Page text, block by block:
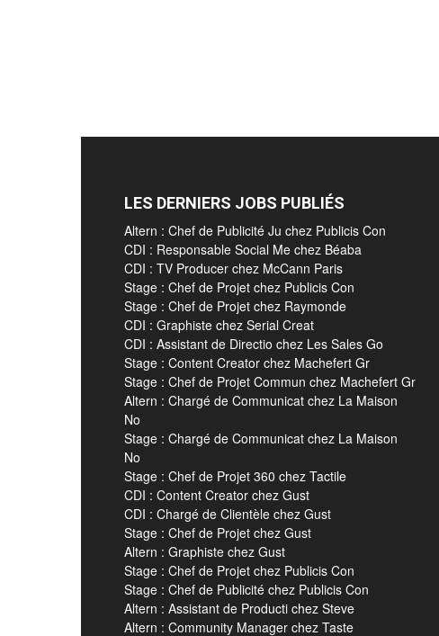
LES DERNIERS JOBS PUBLIÉS
Altern : Chef de Publicité Ju chez Publicis Con
CDI : Responsable Social Me chez Béaba
CDI : TV Producer chez McCann Paris
Stage : Chef de Projet chez Publicis Con
Stage : Chef de Projet chez Raymonde
CDI : Graphiste chez Serial Creat
CDI : Assistant de Directio chez Les Sales Go
Stage : Content Creator chez Machefert Gr
Stage : Chef de Projet Commun chez Machefert Gr
Altern : Chargé de Communicat chez La Maison
No
Stage : Chargé de Communicat chez La Maison
No
Stage : Chef de Projet 360 chez Tactile
CDI : Content Creator chez Gust
CDI : Chargé de Clientèle chez Gust
Stage : Chef de Projet chez Gust
Altern : Graphiste chez Gust
Stage : Chef de Projet chez Publicis Con
Stage : Chef de Publicité chez Publicis Con
Altern : Assistant de Producti chez Steve
Altern : Community Manager chez Taste